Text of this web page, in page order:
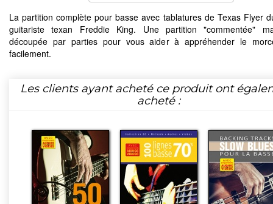
La partition complète pour basse avec tablatures de Texas Flyer
guitariste texan Freddie King. Une partition "commentée"
découpée par parties pour vous aider à appréhender le
facilement.
Les clients ayant acheté ce produit ont
acheté :